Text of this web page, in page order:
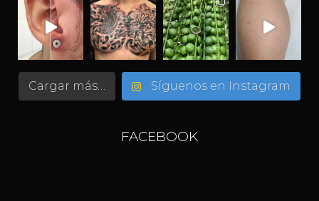
Cargar más… Síguenos en Instagram
FACEBOOK